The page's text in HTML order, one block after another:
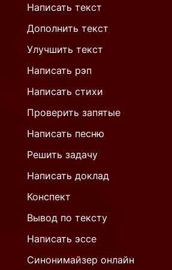
Написать текст
Дополнить текст
Улучшить текст
Написать рэп
Написать стихи
Проверить запятые
Написать песню
Решить задачу
Написать доклад
Конспект
Вывод по тексту
Написать эссе
Синонимайзер онлайн